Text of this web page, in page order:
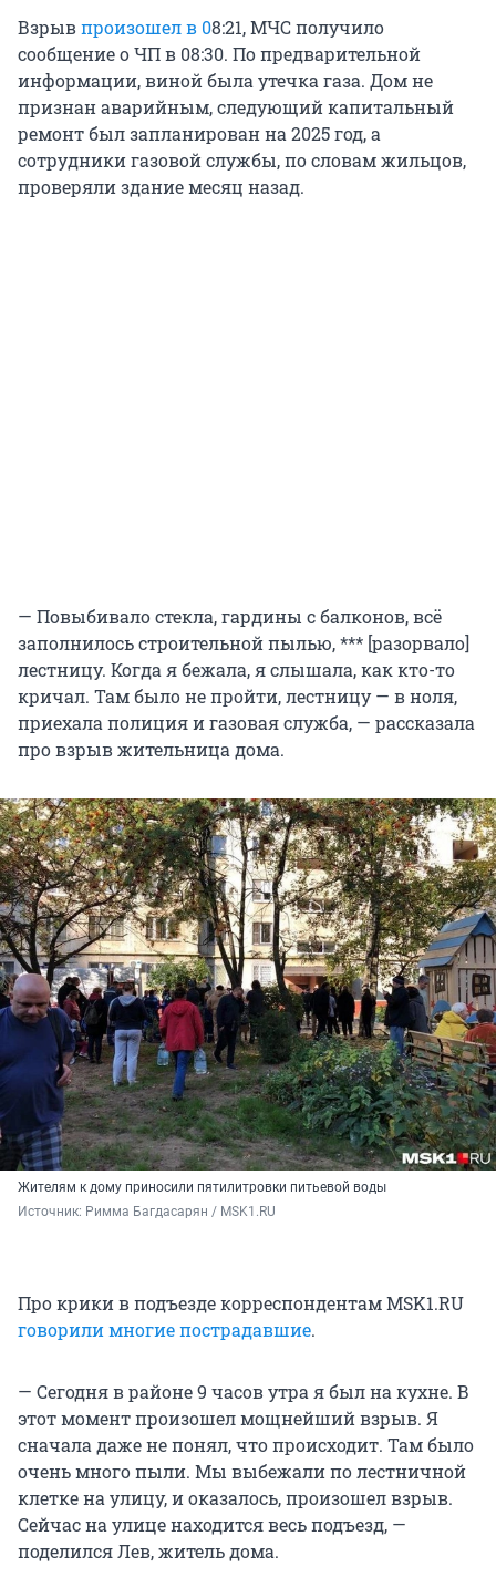
Взрывпроизошел в 08:21, МЧС получило
сообщение о ЧП в 08:30. По предварительной
информации, виной была утечка газа. Дом не
признан аварийным, следующий капитальный
ремонт был запланирован на 2025 год, а
сотрудники газовой службы, по словам жильцов,
проверяли здание месяц назад.
— Повыбивало стекла, гардины с балконов, всё
заполнилось строительной пылью, *** [разорвало]
лестницу. Когда я бежала, я слышала, как кто-то
кричал. Там было не пройти, лестницу — в ноля,
приехала полиция и газовая служба, — рассказала
про взрыв жительница дома.
Жителям к дому приносили пятилитровки питьевой воды
Источник: Римма Багдасарян / MSK1.RU
Про крики в подъезде корреспондентам MSK1.RU
говорили многие пострадавшие.
— Сегодня в районе 9 часов утра я был на кухне. В
этот момент произошел мощнейший взрыв. Я
сначала даже не понял, что происходит. Там было
очень много пыли. Мы выбежали по лестничной
клетке на улицу, и оказалось, произошел взрыв.
Сейчас на улице находится весь подъезд, —
поделился Лев, житель дома.